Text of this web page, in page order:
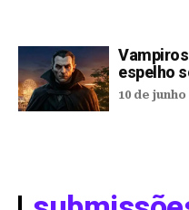
espelho
10 de junho